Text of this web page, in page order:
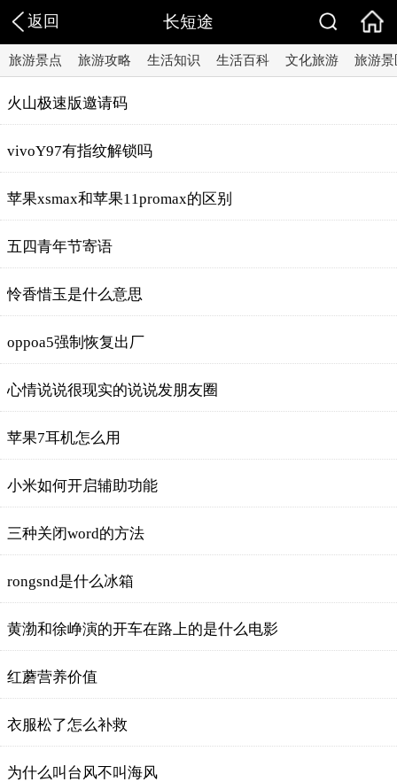
返回 长短途
旅游景点 旅游攻略 生活知识 生活百科 文化旅游 旅游景
火山极速版邀请码
vivoY97有指纹解锁吗
苹果xsmax和苹果11promax的区别
五四青年节寄语
怜香惜玉是什么意思
oppoa5强制恢复出厂
心情说说很现实的说说发朋友圈
苹果7耳机怎么用
小米如何开启辅助功能
三种关闭word的方法
rongsnd是什么冰箱
黄渤和徐峥演的开车在路上的是什么电影
红蘑营养价值
衣服松了怎么补救
为什么叫台风不叫海风